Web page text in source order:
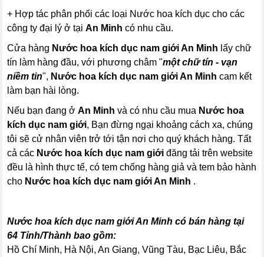
+ Hợp tác phân phối các loại Nước hoa kích dục cho các
công ty đại lý ở tạiAn Minhcó nhu cầu.
Cửa hàng Nước hoa kích dục nam giớiAn Minh lấy chữ
tín làm hàng đầu, với phương châm "một chữ tín - vạn
niềm tin", Nước hoa kích dục nam giới An Minhcam kết
làm bạn hài lòng.
Nếu bạn đang ởAn Minhvà có nhu cầu mua Nước hoa
kích dục nam giới, Bạn đừng ngại khoảng cách xa, chúng
tôi sẽ cử nhân viên trở tới tận nơi cho quý khách hàng. Tất
cả các Nước hoa kích dục nam giới đăng tải trên website
đều là hình thực tế, có tem chống hàng giả và tem bảo hành
cho Nước hoa kích dục nam giới An Minh .
Nước hoa kích dục nam giới An Minh có bán hàng tại
64 Tỉnh/Thành bao gồm:
Hồ Chí Minh, Hà Nội, An Giang, Vũng Tàu, Bạc Liêu, Bắc